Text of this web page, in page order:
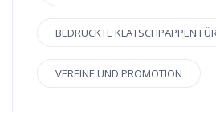
BEDRUCKTE KLATSCHPAPPEN
VEREINE UND PROMOTION